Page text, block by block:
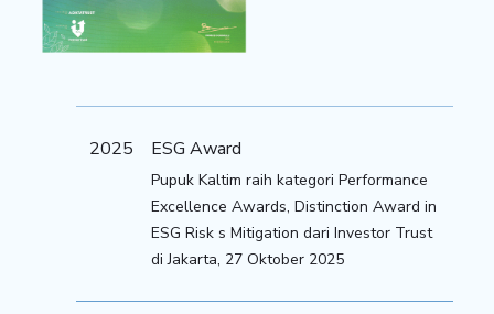
2025 ESG Award
Pupuk Kaltim raih kategori Performance
Excellence Awards, Distinction Award in
ESG Risk s Mitigation dari Investor Trust
di Jakarta, 27 Oktober 2025